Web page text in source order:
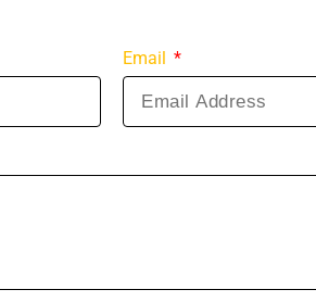
Email